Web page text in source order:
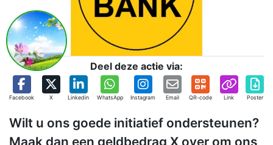
Deel deze actie via:
Facebook X Linkedin WhatsApp Instagram Email QR-code Link Poster
Wilt u ons goede initiatief ondersteunen?
Maak dan een geldbedrag X over om ons